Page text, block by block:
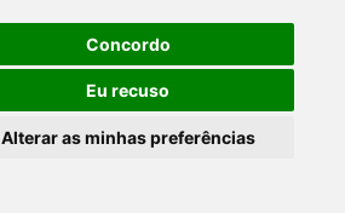
Concordo
Eu recuso
Alterar as minhas preferências